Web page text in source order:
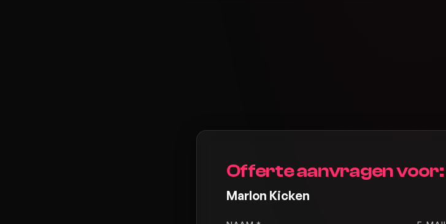
Offerte aanvragen voor:
Marlon Kicken